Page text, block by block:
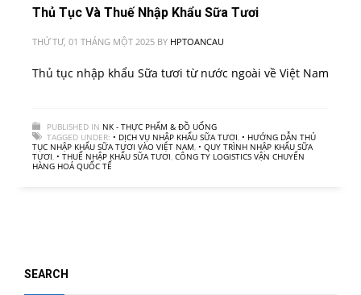
Thủ Tục Và Thuế Nhập Khẩu Sữa Tươi
THỨ TƯ, 01 THÁNG MỘT 2025 BY HPTOANCAU
Thủ tục nhập khẩu Sữa tươi từ nước ngoài về Việt Nam
PUBLISHED IN NK - THỰC PHẨM & ĐỒ UỐNG
TAGGED UNDER: • DỊCH VỤ NHẬP KHẨU SỮA TƯƠI, • HƯỚNG DẪN THỦ
TỤC NHẬP KHẨU SỮA TƯƠI VÀO VIỆT NAM, • QUY TRÌNH NHẬP KHẨU SỮA
TƯƠI, • THUẾ NHẬP KHẨU SỮA TƯƠI, CÔNG TY LOGISTICS VẬN CHUYỂN
HÀNG HOÁ QUỐC TẾ
SEARCH